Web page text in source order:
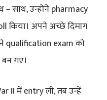
साथ, उन्होंने pharmacy
किया। अपने अच्छे दिमाग
qualification exam को
गए।
II में entry ली, तब उन्हें